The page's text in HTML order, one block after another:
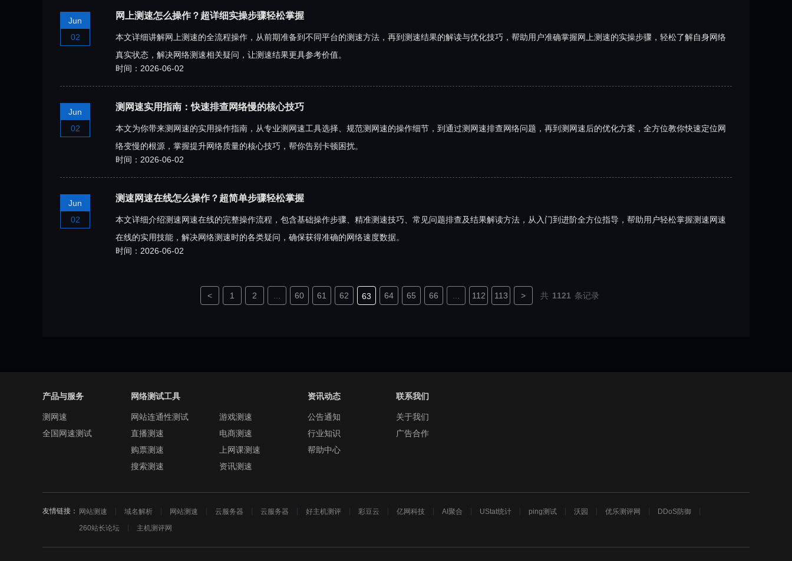
Jun
02
网上测速怎么操作？超详细实操步骤轻松掌握
本文详细讲解网上测速的全流程操作，从前期准备到不同平台的测速方法，再到测速结果的解读与优化技巧，帮助用户准确掌握网上测速的实操步骤，轻松了解自身网络
真实状态，解决网络测速相关疑问，让测速结果更具参考价值。
时间：2026-06-02
Jun
02
测网速实用指南：快速排查网络慢的核心技巧
本文为你带来测网速的实用操作指南，从专业测网速工具选择、规范测网速的操作细节，到通过测网速排查网络问题，再到测网速后的优化方案，全方位教你快速定位网
络变慢的根源，掌握提升网络质量的核心技巧，帮你告别卡顿困扰。
时间：2026-06-02
Jun
02
测速网速在线怎么操作？超简单步骤轻松掌握
本文详细介绍测速网速在线的完整操作流程，包含基础操作步骤、精准测速技巧、常见问题排查及结果解读方法，从入门到进阶全方位指导，帮助用户轻松掌握测速网速
在线的实用技能，解决网络测速时的各类疑问，确保获得准确的网络速度数据。
时间：2026-06-02
< 1 2 60 61 62 63 64 65 66 112 113 > 共 1121 条记录
产品与服务
测网速
全国网速测试
网络测试工具
网站连通性测试
游戏测速
直播测速
电商测速
购票测速
上网课测速
搜索测速
资讯测速
资讯动态
公告通知
行业知识
帮助中心
联系我们
关于我们
广告合作
友情链接： 网站测速 域名解析 网站测速 云服务器 云服务器 好主机测评 彩豆云 亿网科技 AI聚合 UStat统计 ping测试 沃园 优乐测评网
DDoS防御
260站长论坛
主机测评网